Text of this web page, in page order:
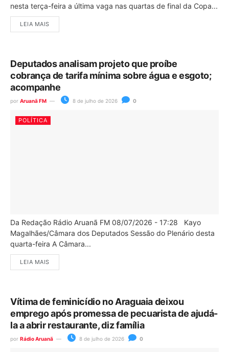
nesta terça-feira a última vaga nas quartas de final da Copa...
LEIA MAIS
Deputados analisam projeto que proíbe
cobrança de tarifa mínima sobre água e esgoto;
acompanhe
por Aruanã FM 8 de julho de 2026 0
POLÍTICA
Da Redação Rádio Aruanã FM 08/07/2026 - 17:28 Kayo
Magalhães/Câmara dos Deputados Sessão do Plenário desta
quarta-feira A Câmara...
LEIA MAIS
Vítima de feminicídio no Araguaia deixou
emprego após promessa de pecuarista de ajudá-
la a abrir restaurante, diz família
por Rádio Aruanã 8 de julho de 2026 0